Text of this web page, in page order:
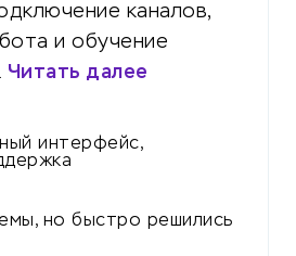
каналов,
и обучение
Читать далее
интерфейс,
но быстро решились